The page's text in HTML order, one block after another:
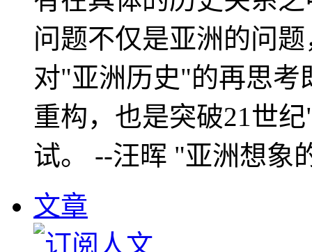
问题不仅是亚洲的问
对"亚洲历史"的再思考
重构，也是突破21世
试。 --汪晖 "亚洲想象
文章